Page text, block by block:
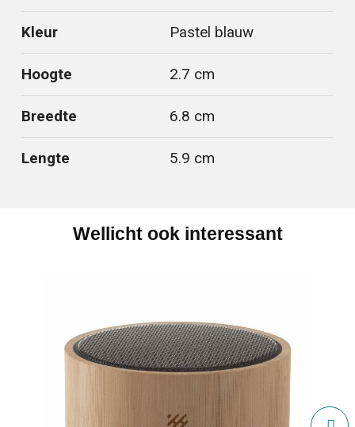
Kleur Pastel blauw
Hoogte 2.7 cm
Breedte 6.8 cm
Lengte 5.9 cm
Wellicht ook interessant